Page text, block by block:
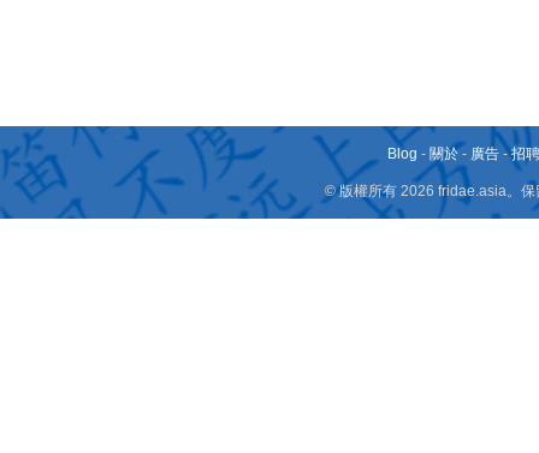
Blog - 關於 - 廣告 -招
© 版權所有 2026 fridae.asia。